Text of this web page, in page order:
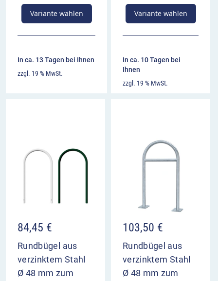
Variante wählen
In ca. 13 Tagen bei Ihnen
zzgl. 19 % MwSt.
Variante wählen
In ca. 10 Tagen bei
Ihnen
zzgl. 19 % MwSt.
84,45 €
Rundbügel aus
verzinktem Stahl
Ø 48 mm zum
103,50 €
Rundbügel aus
verzinktem Stahl
Ø 48 mm zum